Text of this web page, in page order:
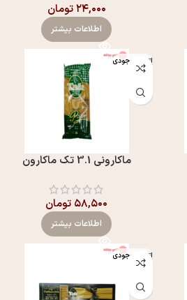
۲۴,۰۰۰تومان
اطلاعات بیشتر
اتمام موجودی
ماکارونی 3.1 تک ماکارون
۵۸,۵۰۰ تومان
اطلاعات بیشتر
اتمام موجودی